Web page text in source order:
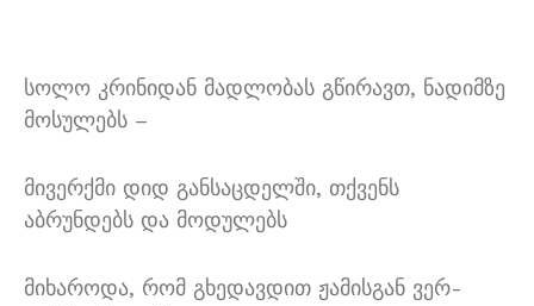
სოლო კრინიდან მადლობას გწირავთ, ნადიმზე
მოსულებს –
მივერქმი დიდ განსაცდელში, თქვენს
აბრუნდებს და მოდულებს
მიხაროდა, რომ გხედავდით ჟამისგან ვერ-